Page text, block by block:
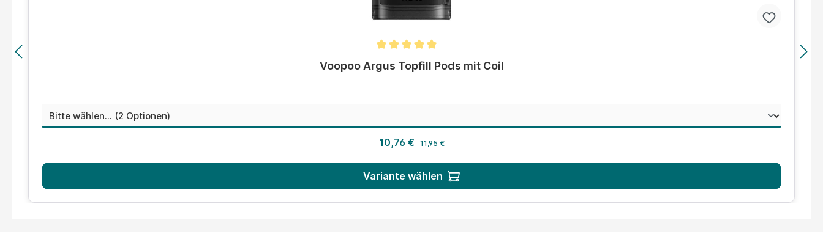
Voopoo Argus Topfill Pods mit Coil
Widerstandauswählen
Verkaufspreis:
10,76 € Regulärer Preis:
11,95 €
Variante wählen